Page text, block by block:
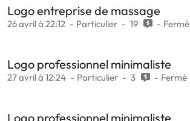
Logo entreprise de massage
26 avril à 22:12 Particulier 19 Fermé
Logo professionnel minimaliste
27 avril à 12:24 Particulier 3 Fermé
Logo professionnel minimaliste